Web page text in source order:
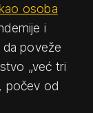
osoba
i
da poveže
„već tri
počev od